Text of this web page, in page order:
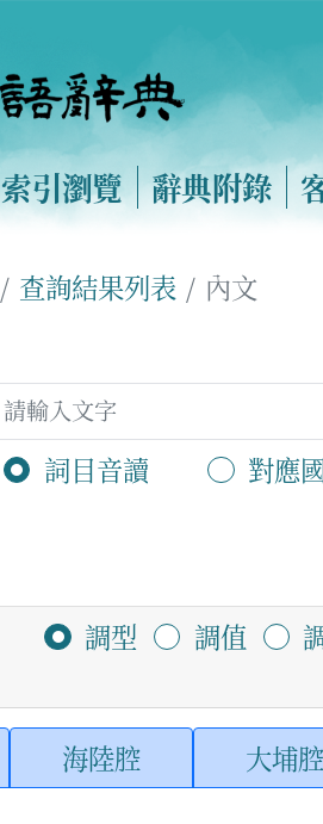
索引瀏覽 辭典附錄
查詢結果列表 內文
詞目音讀 對應
調型 調值
海陸腔 大埔腔